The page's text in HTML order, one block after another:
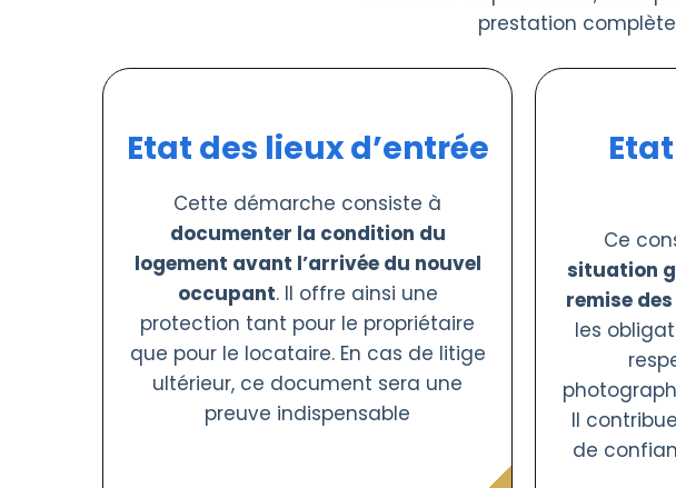
prestation
Etat des lieux d’entrée
Cette démarche consiste à
documenter la condition du
logement avant l’arrivée du nouvel
occupant. Il offre ainsi une
protection tant pour le propriétaire
que pour le locataire. En cas de litige
ultérieur, ce document sera une
preuve indispensable
Ce
situation
remise
les
Il
de